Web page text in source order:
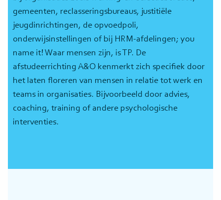
gemeenten, reclasseringsbureaus, justitiële
jeugdinrichtingen, de opvoedpoli,
onderwijsinstellingen of bij HRM-afdelingen; you
name it! Waar mensen zijn, is TP. De
afstudeerrichting A&O kenmerkt zich specifiek door
het laten floreren van mensen in relatie tot werk en
teams in organisaties. Bijvoorbeeld door advies,
coaching, training of andere psychologische
interventies.